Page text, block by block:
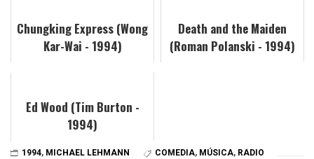
Chungking Express (Wong
Kar-Wai - 1994)
Death and the Maiden
(Roman Polanski - 1994)
Ed Wood (Tim Burton -
1994)
1994, MICHAEL LEHMANN COMEDIA, MÚSICA, RADIO